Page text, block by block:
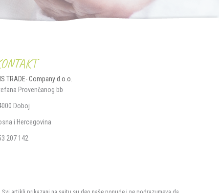
TRADE- Company d.o.o.
Provenčanog bb
Doboj
i Hercegovina
207 142